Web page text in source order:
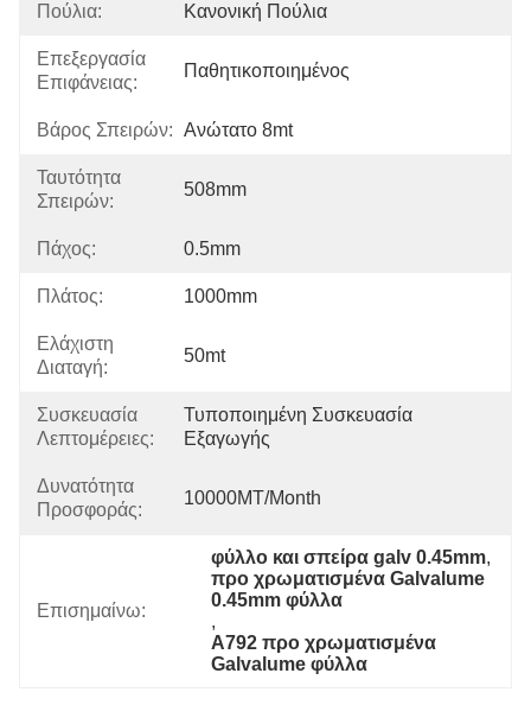
Πούλια: Κανονική Πούλια
Επεξεργασία
Επιφάνειας:
Παθητικοποιημένος
Βάρος Σπειρών: Ανώτατο 8mt
Ταυτότητα
Σπειρών:
508mm
Πάχος: 0.5mm
Πλάτος: 1000mm
Ελάχιστη
Διαταγή:
50mt
Συσκευασία
Λεπτομέρειες:
Τυποποιημένη Συσκευασία
Εξαγωγής
Δυνατότητα
Προσφοράς:
10000MT/month
Επισημαίνω:
φύλλο και σπείρα galv 0.45mm
προ χρωματισμένα Galvalume
0.45mm φύλλα
,
A792 προ χρωματισμένα
Galvalume φύλλα